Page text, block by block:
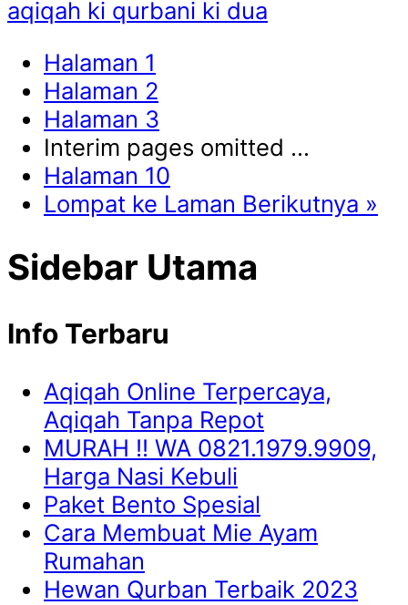
aqiqah ki qurbani ki dua
Halaman 1
Halaman 2
Halaman 3
Interim pages omitted …
Halaman 10
Lompat ke Laman Berikutnya »
Sidebar Utama
Info Terbaru
Aqiqah Online Terpercaya,
Aqiqah Tanpa Repot
MURAH !! WA 0821.1979.9909,
Harga Nasi Kebuli
Paket Bento Spesial
Cara Membuat Mie Ayam
Rumahan
Hewan Qurban Terbaik 2023